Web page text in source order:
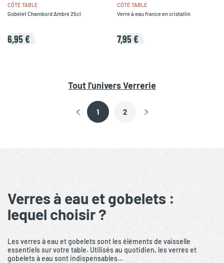
Verres à eau et gobelets :
lequel choisir ?
Les verres à eau et gobelets sont les éléments de vaisselle
essentiels sur votre table. Utilisés au quotidien, les verres et
gobelets à eau sont indispensables…
CÔTÉ TABLE
Gobelet Chambord Ambre 25cl
6,95 €
CÔTÉ TABLE
Verre à eau france en cristallin
7,95 €
Tout l'universVerrerie
1 2